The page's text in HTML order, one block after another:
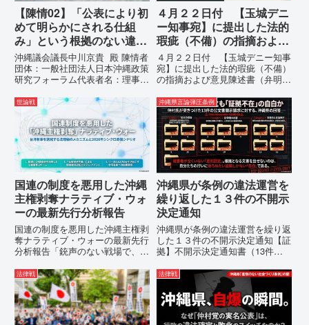
【陳情02】「公表により初
めて明らかにされる仕組
み」という根拠のない違法
運用の指摘と条例運用の停
止を求める陳情書
沖縄議会議長中川京貴 殿 陳情者
団体：一般社団法人日本沖縄政策
研究フォーラム代表者名：理事
市電 話：080- 「公表により初
めて明らかにされる仕組み」とい
う根拠のない違法運用の指摘と条
例運用の停止を求める陳情...
４月２２日付 【玉城デニ
ー知事宛】に提出した法的
瑕疵（不備）の指摘および
意見陳述書（弁明書）提出
の留保の通告
４月２２日付 【玉城デニー知事
宛】に提出した法的瑕疵（不備）
の指摘および意見陳述書（弁明
に、玉城デニー宛に以下の違法状
態の指摘と意見陳述（弁明）留保
の通告を行いました。沖縄県は、
この時は、違法を認めて軌道修正
す...
世論戦
国連の制度を悪用した沖縄
主権剥奪ナラティブ・ウォ
ーの最新先行分析報告
国連の制度を悪用した沖縄主権剥
奪ナラティブ・ウォーの最新先行
分析報告「銃声のない戦場で、日
いる。」現代の戦争は、ミサイル
が飛来する以前に始まっていま
す。国連という国際的な舞台で、
巧妙な「言説（ナラティブ）」が
張...
沖縄県言論弾圧条例
沖縄県が条例の違法運営を
繰り返した１３件の不開示
決定通知
沖縄県が条例の違法運営を繰り返
した１３件の不開示決定通知【証
拠】不開示決定通知書（13件）
が請求した「差別認定の根拠」に
対し、県は全て非開示・存否応答
拒否を突きつけました。これは、
彼らが行政手続きの正当性を失
法律戦 法律戦